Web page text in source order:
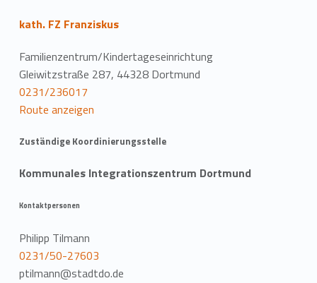
o
c
a
t
i
o
n
kath. FZ Franziskus
Familienzentrum/Kindertageseinrichtung
Gleiwitzstraße 287, 44328 Dortmund
0231/236017
Route anzeigen
Zuständige Koordinierungsstelle
Kommunales Integrationszentrum Dortmund
Kontaktpersonen
Philipp Tilmann
0231/50-27603
ptilmann@stadtdo.de